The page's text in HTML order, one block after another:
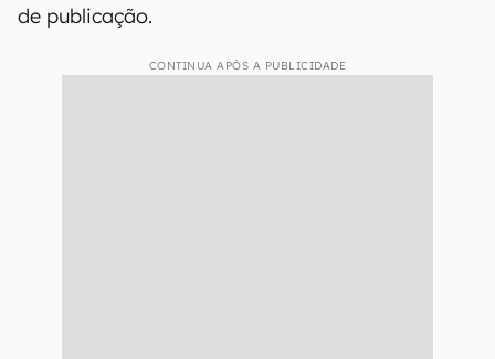
de publicação.
CONTINUA APÓS A PUBLICIDADE